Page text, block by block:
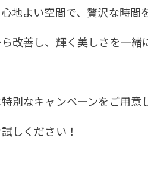
地よい空間で、贅沢な時間
改善し、輝く美しさを一緒
別なキャンペーンをご用意
しください！